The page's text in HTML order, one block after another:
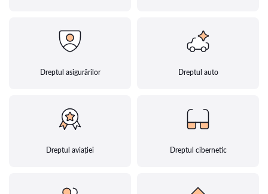
Dreptul asigurărilor Dreptul auto
Dreptul aviației Dreptul cibernetic